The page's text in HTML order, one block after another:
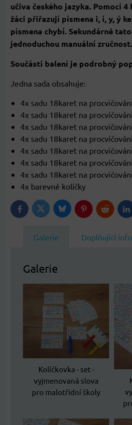
učiva českého jazyka. Pomocí
žáci přiřazují písmena i, í, y, ý
písmena chybí. Sekundárně
jednoduchou manuální zručnost.
Součástí balení je podrobný
Jedna sada obsahuje:
4x sadu 18karet na
4x sadu 18karet na
4x sadu 18karet na
4x sadu 18karet na
4x sadu 18karet na
4x sadu 18karet na
4x sadu 18karet na
4x barevné kolíčky
FacebookTwitterBlueskyPinterestReddit
Galerie Doplňující
Galerie
Kolíčkovka - set -
vyjmenovaná slova
pro malotřídní školy